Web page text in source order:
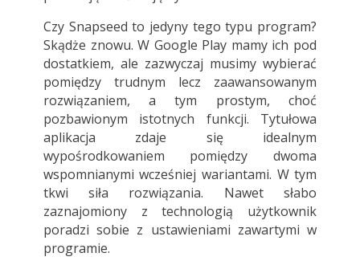
Czy Snapseed to jedyny tego typu program?
Skądże znowu. W Google Play mamy ich pod
dostatkiem, ale zazwyczaj musimy wybierać
pomiędzy trudnym lecz zaawansowanym
rozwiązaniem, a tym prostym, choć
pozbawionym istotnych funkcji. Tytułowa
aplikacja zdaje się idealnym
wypośrodkowaniem pomiędzy dwoma
wspomnianymi wcześniej wariantami. W tym
tkwi siła rozwiązania. Nawet słabo
zaznajomiony z technologią użytkownik
poradzi sobie z ustawieniami zawartymi w
programie.